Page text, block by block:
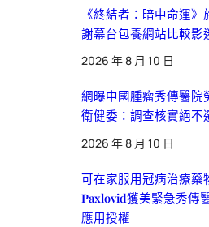
《終結者：暗中命運
謝幕台包養網站比較影
2026 年 8 月 10 日
網曝中國腫瘤秀傳醫院
衛健委：調查核實絕不
2026 年 8 月 10 日
可在家服用冠病治療藥
Paxlovid獲美緊急秀傳
應用授權